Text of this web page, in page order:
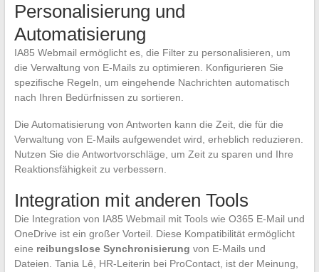
Personalisierung und
Automatisierung
IA85 Webmail ermöglicht es, die Filter zu personalisieren, um
die Verwaltung von E-Mails zu optimieren. Konfigurieren Sie
spezifische Regeln, um eingehende Nachrichten automatisch
nach Ihren Bedürfnissen zu sortieren.
Die Automatisierung von Antworten kann die Zeit, die für die
Verwaltung von E-Mails aufgewendet wird, erheblich reduzieren.
Nutzen Sie die Antwortvorschläge, um Zeit zu sparen und Ihre
Reaktionsfähigkeit zu verbessern.
Integration mit anderen Tools
Die Integration von IA85 Webmail mit Tools wie O365 E-Mail und
OneDrive ist ein großer Vorteil. Diese Kompatibilität ermöglicht
eine reibungslose Synchronisierung von E-Mails und
Dateien. Tania Lê, HR-Leiterin bei ProContact, ist der Meinung,